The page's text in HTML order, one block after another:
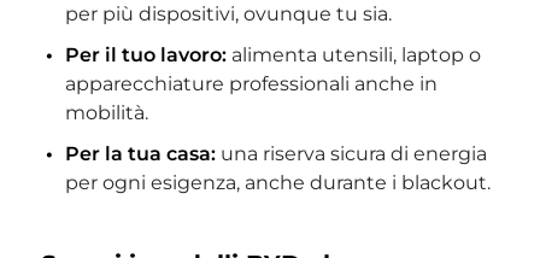
per più dispositivi, ovunque tu sia.
Per il tuo lavoro:alimenta utensili, laptop o
apparecchiature professionali anche in
mobilità.
Per la tua casa:una riserva sicura di energia
per ogni esigenza, anche durante i blackout.